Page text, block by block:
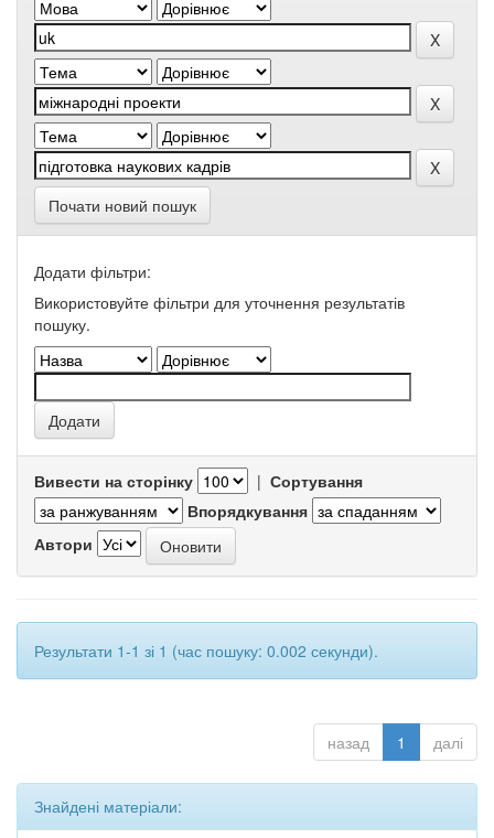
Почати новий пошук
Додати фільтри:
Використовуйте фільтри для уточнення результатів
пошуку.
Вивести на сторінку | Сортування
Впорядкування
Автори
Результати 1-1 зі 1 (час пошуку: 0.002 секунди).
назад 1 далі
Знайдені матеріали: